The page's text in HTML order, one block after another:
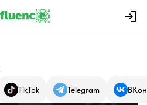
TikTok Telegram